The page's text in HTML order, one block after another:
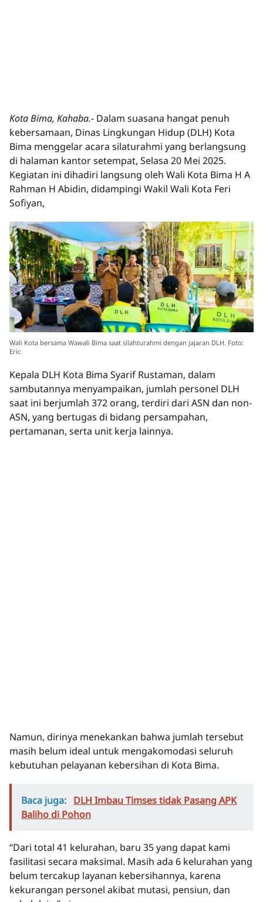
Kota Bima, Kahaba.- Dalam suasana hangat penuh
kebersamaan, Dinas Lingkungan Hidup (DLH) Kota
Bima menggelar acara silaturahmi yang berlangsung
di halaman kantor setempat, Selasa 20 Mei 2025.
Kegiatan ini dihadiri langsung oleh Wali Kota Bima H A
Rahman H Abidin, didampingi Wakil Wali Kota Feri
Sofiyan,
Wali Kota bersama Wawali Bima saat silahturahmi dengan jajaran DLH. Foto:
Eric
Kepala DLH Kota Bima Syarif Rustaman, dalam
sambutannya menyampaikan, jumlah personel DLH
saat ini berjumlah 372 orang, terdiri dari ASN dan non-
ASN, yang bertugas di bidang persampahan,
pertamanan, serta unit kerja lainnya.
Namun, dirinya menekankan bahwa jumlah tersebut
masih belum ideal untuk mengakomodasi seluruh
kebutuhan pelayanan kebersihan di Kota Bima.
Baca juga: DLH Imbau Timses tidak Pasang APK
Baliho di Pohon
“Dari total 41 kelurahan, baru 35 yang dapat kami
fasilitasi secara maksimal. Masih ada 6 kelurahan yang
belum tercakup layanan kebersihannya, karena
kekurangan personel akibat mutasi, pensiun, dan